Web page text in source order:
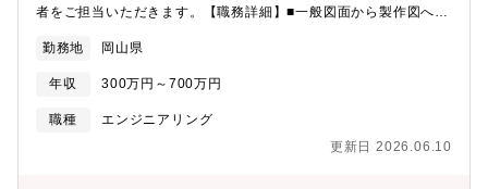
者をご担当いただきます。【職務詳細】■一般図面から製作図への
老朽化プラント設備の再現と設備メンテナンスの提案■国内工場設
計チームの仕組みづくり■設計人財育成とＣＳＤ図面外注先の確保
等【募集背景】大手鉄鋼会社のプラント設備改修ニーズの急増も
あり、これまで5年連続増収増益を達成し、従業員（非正規含む）
社の老朽化プラント施設の設計図再現ニーズが急増しており、同
勤務地 岡山県
年収 300万円～700万円
職種
エンジニアリング
更新日 2026.06.10